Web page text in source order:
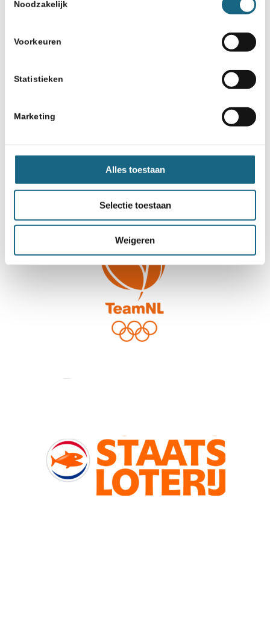
Noodzakelijk
Voorkeuren
Statistieken
Marketing
Alles toestaan
Selectie toestaan
Weigeren